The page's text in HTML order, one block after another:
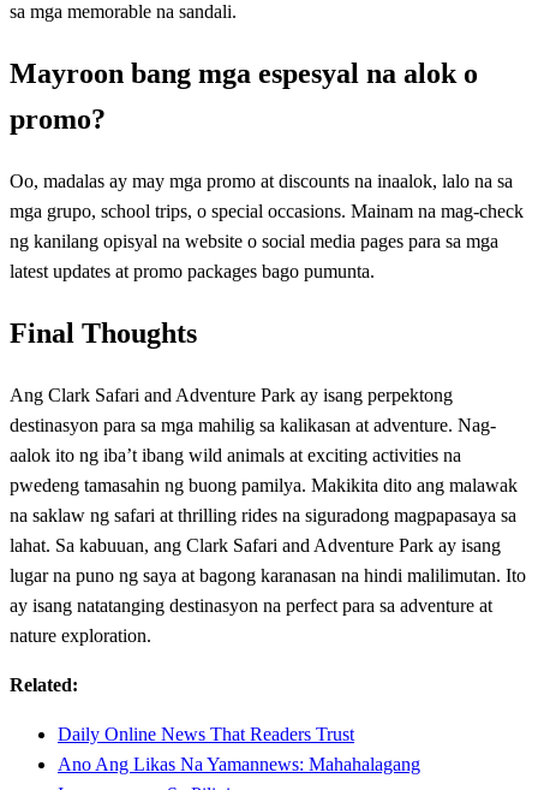
sa mga memorable na sandali.
Mayroon bang mga espesyal na alok o
promo?
Oo, madalas ay may mga promo at discounts na inaalok, lalo na sa
mga grupo, school trips, o special occasions. Mainam na mag-check
ng kanilang opisyal na website o social media pages para sa mga
latest updates at promo packages bago pumunta.
Final Thoughts
Ang Clark Safari and Adventure Park ay isang perpektong
destinasyon para sa mga mahilig sa kalikasan at adventure. Nag-
aalok ito ng iba’t ibang wild animals at exciting activities na
pwedeng tamasahin ng buong pamilya. Makikita dito ang malawak
na saklaw ng safari at thrilling rides na siguradong magpapasaya sa
lahat. Sa kabuuan, ang Clark Safari and Adventure Park ay isang
lugar na puno ng saya at bagong karanasan na hindi malilimutan. Ito
ay isang natatanging destinasyon na perfect para sa adventure at
nature exploration.
Related:
Daily Online News That Readers Trust
Ano Ang Likas Na Yamannews: Mahahalagang